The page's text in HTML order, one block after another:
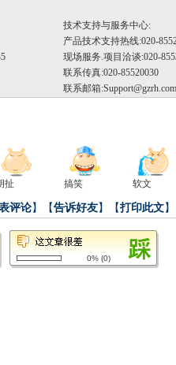
技术支持与服务中心:
产品技术支持热线:020-
现场服务.项目洽谈:020-
联系传真:020-85520030
联系邮箱:Support@gzrh.com
扯 搞笑 软文
评论】【告诉好友】【打印此文
0%(0)